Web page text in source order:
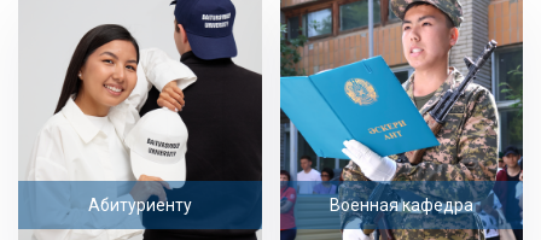
Абитуриенту Военная кафедра